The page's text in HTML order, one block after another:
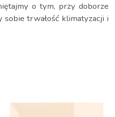
o tym, przy doborze
trwałość klimatyzacji i